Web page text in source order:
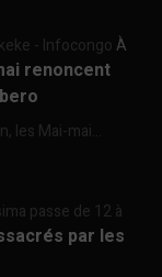
- InfocongoÀ
renoncent
les Mai-mai...
passe de 12 à
par les